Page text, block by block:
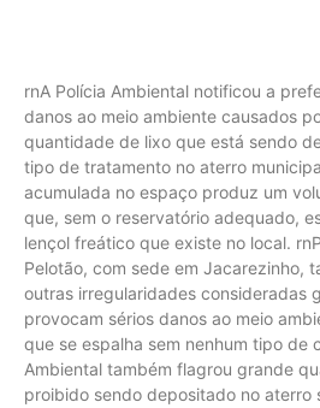
rnA Polícia Ambiental notificou a
danos ao meio ambiente causados
quantidade de lixo que está sendo
tipo de tratamento no aterro
acumulada no espaço produz um
que, sem o reservatório adequado,
lençol freático que existe no local.
Pelotão, com sede em Jacarezinho,
outras irregularidades consideradas
provocam sérios danos ao meio
que se espalha sem nenhum tipo de
Ambiental também flagrou grande
proibido sendo depositado no aterro